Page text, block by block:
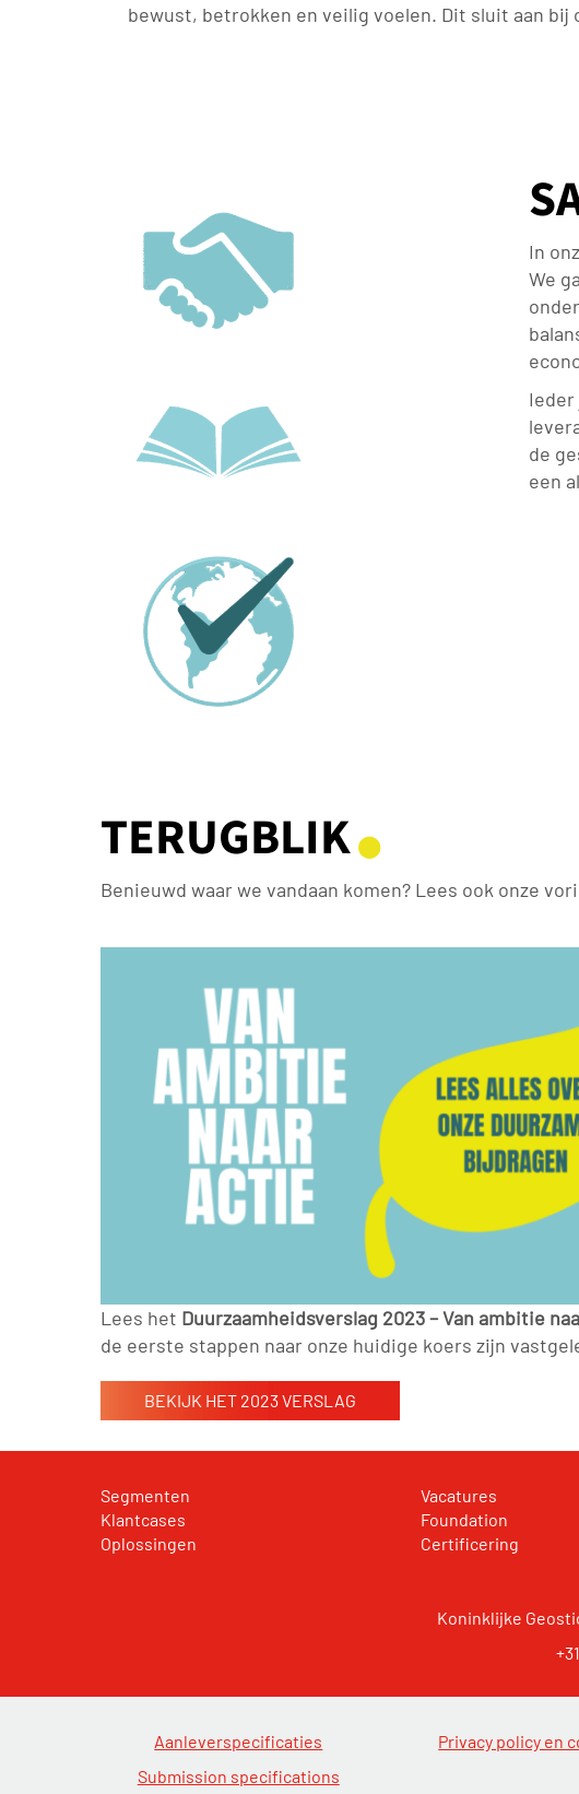
bewust, betrokken en veilig voelen. Dit sluit aan bij
In
We
de
een
TERUGBLIK ⬤
Benieuwd waar we vandaan komen? Lees ook onze
Lees het Duurzaamheidsverslag 2023 – Van ambitie
de eerste stappen naar onze huidige koers zijn
BEKIJK HET 2023 VERSLAG
Segmenten
Klantcases
Oplossingen
Vacatures
Foundation
Certificering
Koninklijke
Aanleverspecificaties
Submission specifications
Privacy policy en